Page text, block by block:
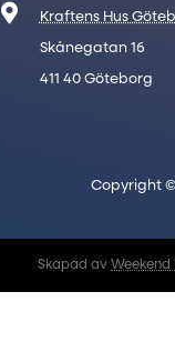
 Kraftens Hus
Skånegatan 16
411 40 Göteborg
Copyright ©
Skapad av